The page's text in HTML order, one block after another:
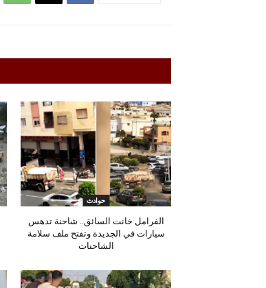
حوادث
الفرامل خانت السائق.. شاحنة تدهس
سيارات في الجديدة وتفتح ملف سلامة
الشاحنات